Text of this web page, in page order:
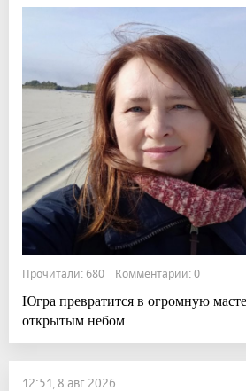
Прочитали: 680 Комментарии: 0
Югра превратится в огромную
открытым небом
12:51, 8 авг 2026